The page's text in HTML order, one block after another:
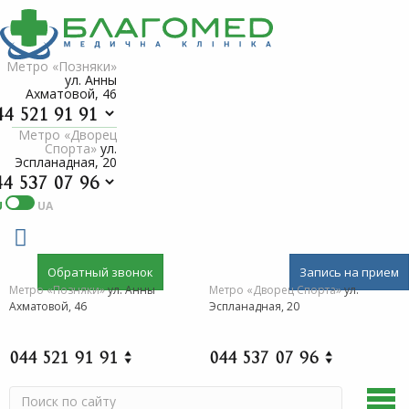
Метро «Позняки»
ул. Анны
Ахматовой, 46
Метро «Дворец
Спорта» ул.
Эспланадная, 20
UA
Обратный звонок Запись на прием
Метро «Позняки»ул. Анны
Ахматовой, 46
044 521 91 91
Метро «Дворец Спорта»ул.
Эспланадная, 20
044 537 07 96